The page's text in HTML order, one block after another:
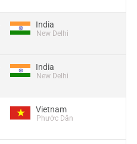
India
New Delhi
India
New Delhi
Vietnam
Phước Dân